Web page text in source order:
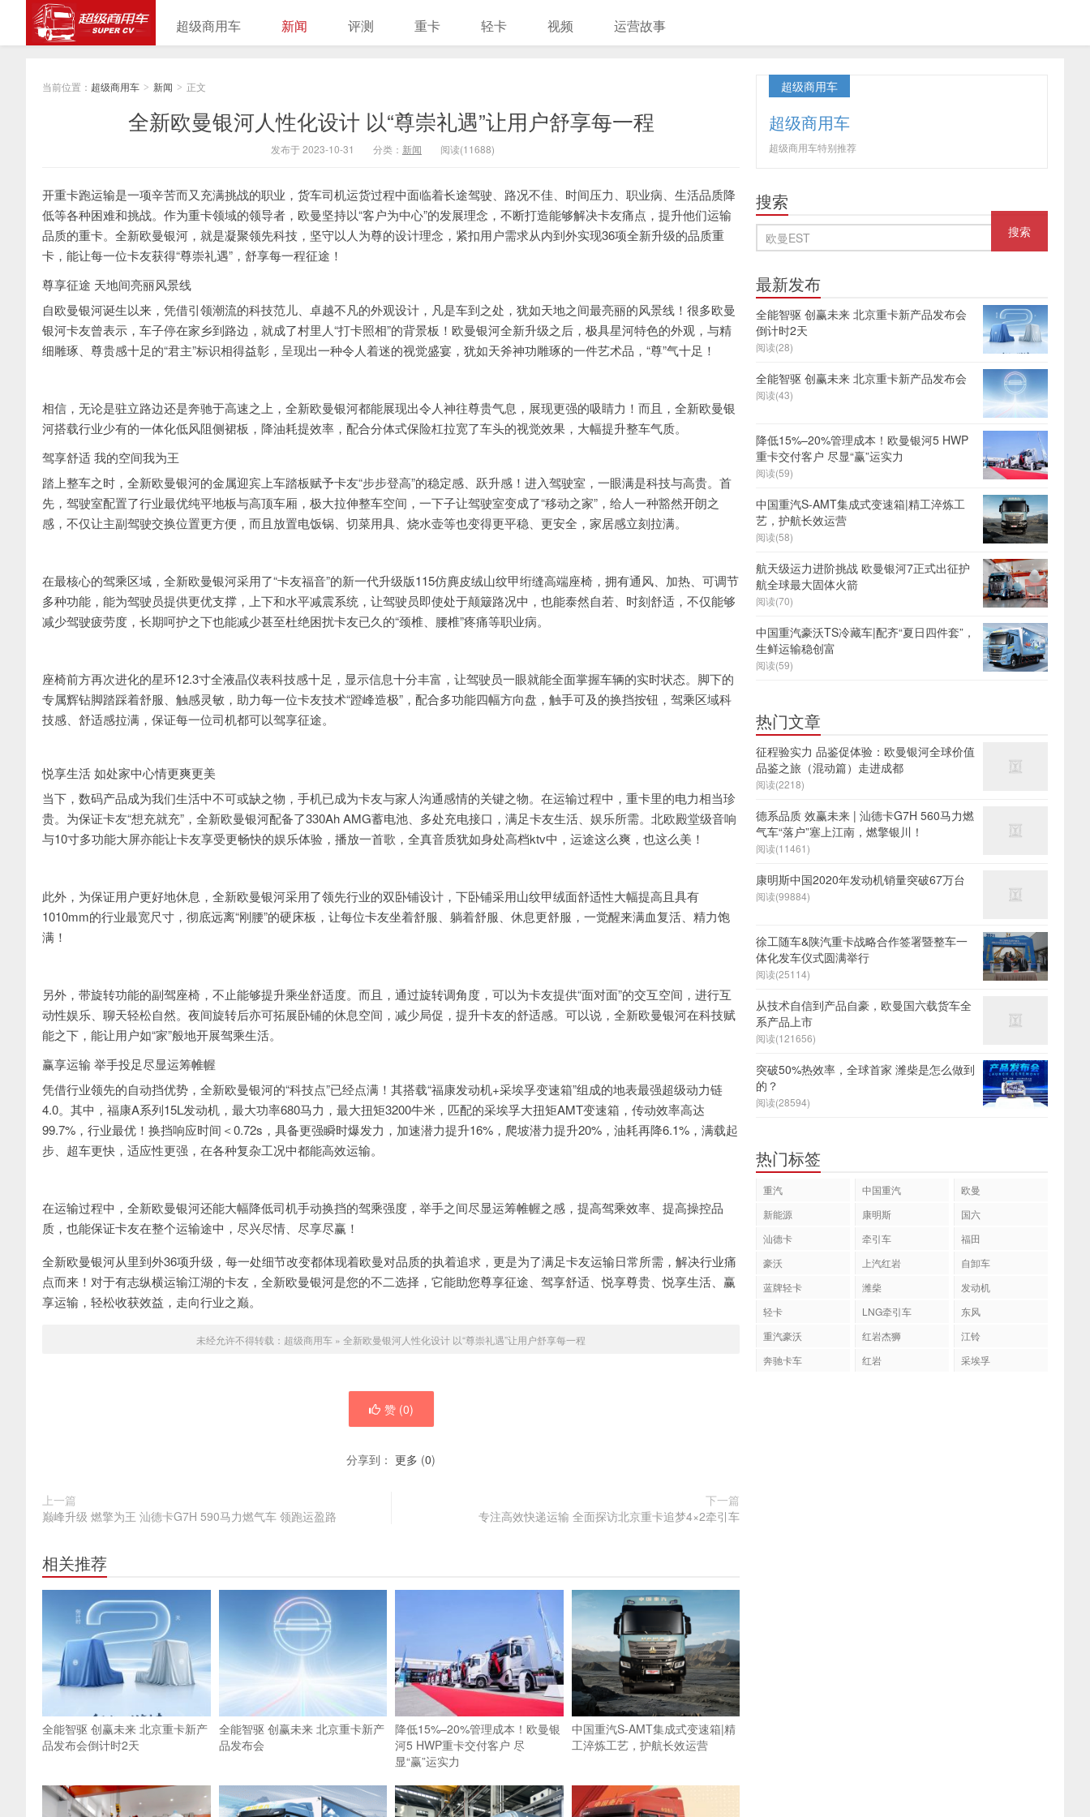
超级商用车 新闻 评测 重卡 轻卡 视频 运营故事
当前位置： 超级商用车 > 新闻 > 正文
全新欧曼银河人性化设计 以“尊崇礼遇”让用户舒享每一程
发布于 2023-10-31 分类： 新闻 阅读(11688)
开重卡跑运输是一项辛苦而又充满挑战的职业，货车司机运货过程中面临着长途驾驶、路况不佳、时间压力、职业病、生活品质降
低等各种困难和挑战。作为重卡领域的领导者，欧曼坚持以“客户为中心”的发展理念，不断打造能够解决卡友痛点，提升他们运输
品质的重卡。全新欧曼银河，就是凝聚领先科技，坚守以人为尊的设计理念，紧扣用户需求从内到外实现36项全新升级的品质重
卡，能让每一位卡友获得“尊崇礼遇”，舒享每一程征途！
尊享征途 天地间亮丽风景线
自欧曼银河诞生以来，凭借引领潮流的科技范儿、卓越不凡的外观设计，凡是车到之处，犹如天地之间最亮丽的风景线！很多欧曼
银河卡友曾表示，车子停在家乡到路边，就成了村里人“打卡照相”的背景板！欧曼银河全新升级之后，极具星河特色的外观，与精
细雕琢、尊贵感十足的“君主”标识相得益彰，呈现出一种令人着迷的视觉盛宴，犹如天斧神功雕琢的一件艺术品，“尊”气十足！
相信，无论是驻立路边还是奔驰于高速之上，全新欧曼银河都能展现出令人神往尊贵气息，展现更强的吸睛力！而且，全新欧曼银
河搭载行业少有的一体化低风阻侧裙板，降油耗提效率，配合分体式保险杠拉宽了车头的视觉效果，大幅提升整车气质。
驾享舒适 我的空间我为王
踏上整车之时，全新欧曼银河的金属迎宾上车踏板赋予卡友“步步登高”的稳定感、跃升感！进入驾驶室，一眼满是科技与高贵。首
先，驾驶室配置了行业最优纯平地板与高顶车厢，极大拉伸整车空间，一下子让驾驶室变成了“移动之家”，给人一种豁然开朗之
感，不仅让主副驾驶交换位置更方便，而且放置电饭锅、切菜用具、烧水壶等也变得更平稳、更安全，家居感立刻拉满。
在最核心的驾乘区域，全新欧曼银河采用了“卡友福音”的新一代升级版115仿麂皮绒山纹甲绗缝高端座椅，拥有通风、加热、可调节
多种功能，能为驾驶员提供更优支撑，上下和水平减震系统，让驾驶员即使处于颠簸路况中，也能泰然自若、时刻舒适，不仅能够
减少驾驶疲劳度，长期呵护之下也能减少甚至杜绝困扰卡友已久的“颈椎、腰椎”疼痛等职业病。
座椅前方再次进化的星环12.3寸全液晶仪表科技感十足，显示信息十分丰富，让驾驶员一眼就能全面掌握车辆的实时状态。脚下的
专属辉钻脚踏踩着舒服、触感灵敏，助力每一位卡友技术“蹬峰造极”，配合多功能四幅方向盘，触手可及的换挡按钮，驾乘区域科
技感、舒适感拉满，保证每一位司机都可以驾享征途。
悦享生活 如处家中心情更爽更美
当下，数码产品成为我们生活中不可或缺之物，手机已成为卡友与家人沟通感情的关键之物。在运输过程中，重卡里的电力相当珍
贵。为保证卡友“想充就充”，全新欧曼银河配备了330Ah AMG蓄电池、多处充电接口，满足卡友生活、娱乐所需。北欧殿堂级音响
与10寸多功能大屏亦能让卡友享受更畅快的娱乐体验，播放一首歌，全真音质犹如身处高档ktv中，运途这么爽，也这么美！
此外，为保证用户更好地休息，全新欧曼银河采用了领先行业的双卧铺设计，下卧铺采用山纹甲绒面舒适性大幅提高且具有
1010mm的行业最宽尺寸，彻底远离“刚腰”的硬床板，让每位卡友坐着舒服、躺着舒服、休息更舒服，一觉醒来满血复活、精力饱
满！
另外，带旋转功能的副驾座椅，不止能够提升乘坐舒适度。而且，通过旋转调角度，可以为卡友提供“面对面”的交互空间，进行互
动性娱乐、聊天轻松自然。夜间旋转后亦可拓展卧铺的休息空间，减少局促，提升卡友的舒适感。可以说，全新欧曼银河在科技赋
能之下，能让用户如“家”般地开展驾乘生活。
赢享运输 举手投足尽显运筹帷幄
凭借行业领先的自动挡优势，全新欧曼银河的“科技点”已经点满！其搭载“福康发动机+采埃孚变速箱”组成的地表最强超级动力链
4.0。其中，福康A系列15L发动机，最大功率680马力，最大扭矩3200牛米，匹配的采埃孚大扭矩AMT变速箱，传动效率高达
99.7%，行业最优！换挡响应时间＜0.72s，具备更强瞬时爆发力，加速潜力提升16%，爬坡潜力提升20%，油耗再降6.1%，满载起
步、超车更快，适应性更强，在各种复杂工况中都能高效运输。
在运输过程中，全新欧曼银河还能大幅降低司机手动换挡的驾乘强度，举手之间尽显运筹帷幄之感，提高驾乘效率、提高操控品
质，也能保证卡友在整个运输途中，尽兴尽情、尽享尽赢！
全新欧曼银河从里到外36项升级，每一处细节改变都体现着欧曼对品质的执着追求，更是为了满足卡友运输日常所需，解决行业痛
点而来！对于有志纵横运输江湖的卡友，全新欧曼银河是您的不二选择，它能助您尊享征途、驾享舒适、悦享尊贵、悦享生活、赢
享运输，轻松收获效益，走向行业之巅。
未经允许不得转载： 超级商用车 » 全新欧曼银河人性化设计 以“尊崇礼遇”让用户舒享每一程
赞 (0)
分享到： 更多 (0)
上一篇
巅峰升级 燃擎为王 汕德卡G7H 590马力燃气车 领跑运盈路
下一篇
专注高效快递运输 全面探访北京重卡追梦4×2牵引车
相关推荐
全能智驱 创赢未来 北京重卡新产
品发布会倒计时2天
全能智驱 创赢未来 北京重卡新产
品发布会
降低15%–20%管理成本！欧曼银
河5 HWP重卡交付客户 尽
显“赢”运实力
中国重汽S-AMT集成式变速箱|精
工淬炼工艺，护航长效运营
超级商用车
超级商用车
超级商用车特别推荐
搜索
最新发布
全能智驱 创赢未来 北京重卡新产品发布会
倒计时2天
阅读(28)
全能智驱 创赢未来 北京重卡新产品发布会
阅读(43)
降低15%–20%管理成本！欧曼银河5 HWP
重卡交付客户 尽显“赢”运实力
阅读(59)
中国重汽S-AMT集成式变速箱|精工淬炼工
艺，护航长效运营
阅读(58)
航天级运力进阶挑战 欧曼银河7正式出征护
航全球最大固体火箭
阅读(70)
中国重汽豪沃TS冷藏车|配齐“夏日四件套”，
生鲜运输稳创富
阅读(59)
热门文章
征程验实力 品鉴促体验：欧曼银河全球价值
品鉴之旅（混动篇）走进成都
阅读(2218)
德系品质 效赢未来 | 汕德卡G7H 560马力燃
气车“落户”塞上江南，燃擎银川！
阅读(11461)
康明斯中国2020年发动机销量突破67万台
阅读(99884)
徐工随车&陕汽重卡战略合作签署暨整车一
体化发车仪式圆满举行
阅读(25114)
从技术自信到产品自豪，欧曼国六载货车全
系产品上市
阅读(121656)
突破50%热效率，全球首家 潍柴是怎么做到
的？
阅读(28594)
热门标签
重汽 中国重汽
欧曼
新能源
康明斯
国六
汕德卡
牵引车
福田
豪沃
上汽红岩
自卸车
蓝牌轻卡
潍柴
发动机
轻卡
LNG牵引车
东风
重汽豪沃
红岩杰狮
江铃
奔驰卡车
红岩 采埃孚